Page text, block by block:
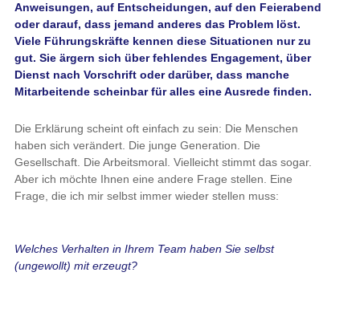
Anweisungen, auf Entscheidungen, auf den Feierabend
oder darauf, dass jemand anderes das Problem löst.
Viele Führungskräfte kennen diese Situationen nur zu
gut. Sie ärgern sich über fehlendes Engagement, über
Dienst nach Vorschrift oder darüber, dass manche
Mitarbeitende scheinbar für alles eine Ausrede finden.
Die Erklärung scheint oft einfach zu sein: Die Menschen
haben sich verändert. Die junge Generation. Die
Gesellschaft. Die Arbeitsmoral. Vielleicht stimmt das sogar.
Aber ich möchte Ihnen eine andere Frage stellen. Eine
Frage, die ich mir selbst immer wieder stellen muss:
Welches Verhalten in Ihrem Team haben Sie selbst
(ungewollt) mit erzeugt?